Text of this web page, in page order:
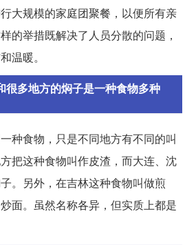
大规模的家庭团聚餐，以便所有亲
的举措既解决了人员分散的问题，
温暖。
很多地方的焖子是一种食物多种
种食物，只是不同地方有不同的叫
把这种食物叫作皮渣，而大连、沈
。另外，在吉林这种食物叫做煎
面。虽然名称各异，但实质上都是